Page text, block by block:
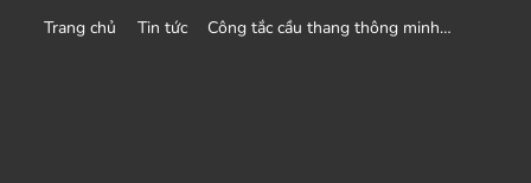
Trang chủ Tin tức
Công tắc cầu thang thông minh